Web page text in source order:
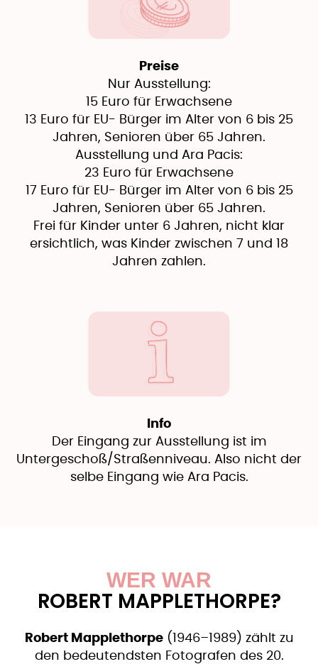
Preise
Nur Ausstellung:
15 Euro für Erwachsene
13 Euro für EU- Bürger im Alter von 6 bis 25
Jahren, Senioren über 65 Jahren.
Ausstellung und Ara Pacis:
23 Euro für Erwachsene
17 Euro für EU- Bürger im Alter von 6 bis 25
Jahren, Senioren über 65 Jahren.
Frei für Kinder unter 6 Jahren, nicht klar
ersichtlich, was Kinder zwischen 7 und 18
Jahren zahlen.
Info
Der Eingang zur Ausstellung ist im
Untergeschoß/Straßenniveau. Also nicht der
selbe Eingang wie Ara Pacis.
WER WAR
ROBERT MAPPLETHORPE?
Robert Mapplethorpe(1946–1989) zählt zu
den bedeutendsten Fotografen des 20.